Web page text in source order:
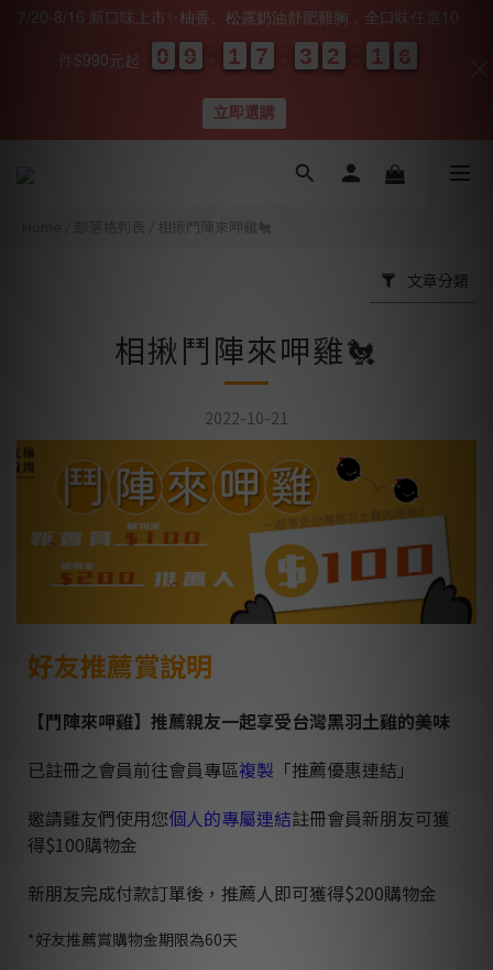
部落格列表 相揪鬥陣來呷雞🐔
文章分類
相揪鬥陣來呷雞🐔
2022-10-21
好友推薦賞說明
【鬥陣來呷雞】推薦親友一起享受台灣黑羽土雞的美味
已註冊之會員前往會員專區複製 「推薦優惠連結」
邀請雞友們使用您個人的專屬連結註冊會員新朋友可獲
得$100購物金
新朋友完成付款訂單後，推薦人即可獲得$200購物金
*好友推薦賞購物金期限為60天
7/20-8/16 新口味上市✨柚香、松露奶油舒肥雞胸，全口味任選10
件$990元起 0
0
0
0 9
9
9
9 1
1
1
1 7
7
7
7 3
3
3
3 2
2
2
2 1
1
1
1 0
0
5
5
5
5
立即選購